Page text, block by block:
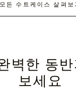
모든 수트케이스 살펴보
벽한 동
보세요